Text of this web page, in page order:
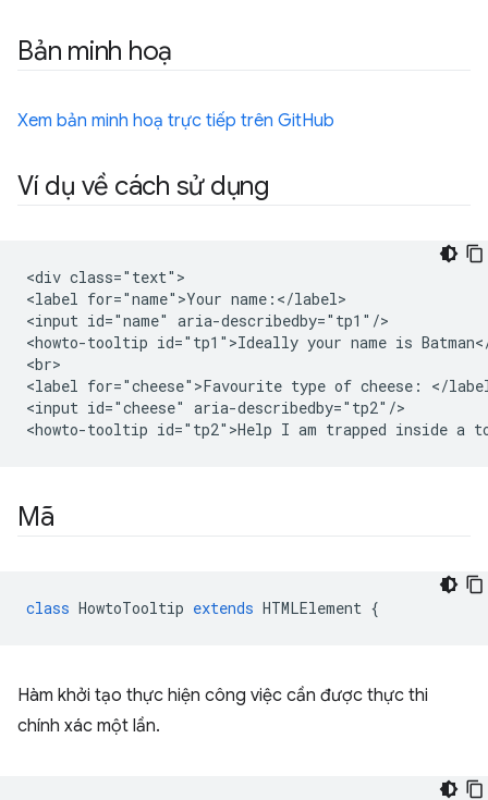
Bản minh hoạ
Xem bản minh hoạ trực tiếp trên GitHub
Ví dụ về cách sử dụng
<div class="text">
<label for="name">Your name:</label>
<input id="name" aria-describedby="tp1"/>
<howto-tooltip id="tp1">Ideally your name is
<br>
<label for="cheese">Favourite type of cheese: </
<input id="cheese" aria-describedby="tp2"/>
Mã
class HowtoTooltip extends HTMLElement {
Hàm khởi tạo thực hiện công việc cần được thực thi
chính xác một lần.